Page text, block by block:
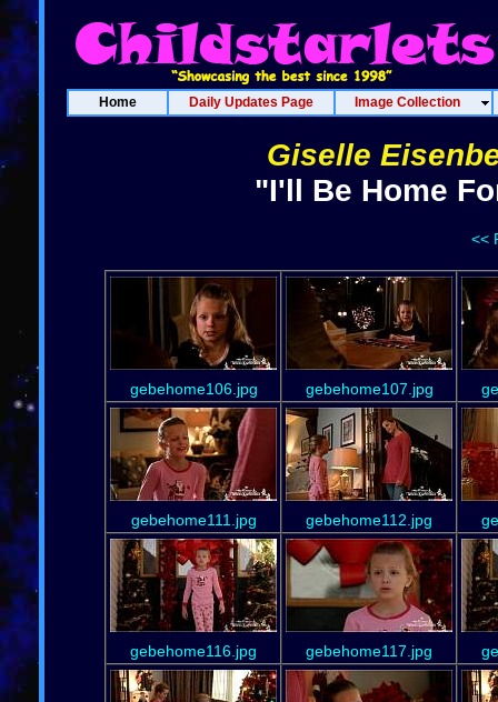
Home Daily Updates Page Image Collection
Giselle
"I'll Be Home
<<
gebehome106.jpg gebehome107.jpg
gebehome111.jpg gebehome112.jpg
gebehome116.jpg gebehome117.jpg